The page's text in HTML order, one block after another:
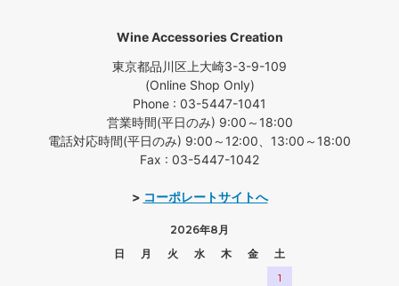
Wine Accessories Creation
東京都品川区上大崎3-3-9-109
(Online Shop Only)
Phone : 03-5447-1041
営業時間(平日のみ) 9:00～18:00
電話対応時間(平日のみ) 9:00～12:00、13:00～18:00
Fax : 03-5447-1042
> コーポレートサイトへ
2026年8月
日
月 火 水 木 金
土
1